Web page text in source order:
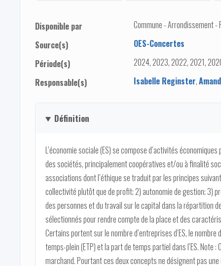
Disponible par
Commune - Arrondissement -
Source(s)
OES-Concertes
Période(s)
2024, 2023, 2022, 2021,
Responsable(s)
Isabelle Reginster,
Définition
L’économie sociale (ES) se compose d’activités
des sociétés, principalement coopératives et/ou à finalité
associations dont l’éthique se traduit par les principes
collectivité plutôt que de profit; 2) autonomie de gestion; 3)
des personnes et du travail sur le capital dans la répartition
sélectionnés pour rendre compte de la place et des
Certains portent sur le nombre d’entreprises d’ES, le nombre
temps-plein (ETP) et la part de temps partiel dans l’ES. Note
marchand. Pourtant ces deux concepts ne désignent pas